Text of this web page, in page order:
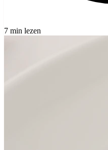
7 min lezen